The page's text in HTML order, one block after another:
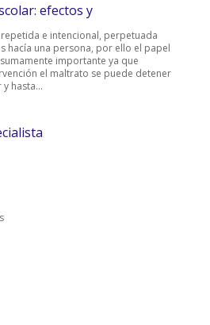
efectos y
repetida e intencional, perpetuada
hacía una persona, por ello el papel
importante ya que
el maltrato se puede detener
hasta...